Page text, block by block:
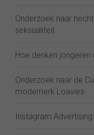
Onderzoek naar
seksualiteit
Hoe denken
Onderzoek naar de
modemerk Loavies
Instagram